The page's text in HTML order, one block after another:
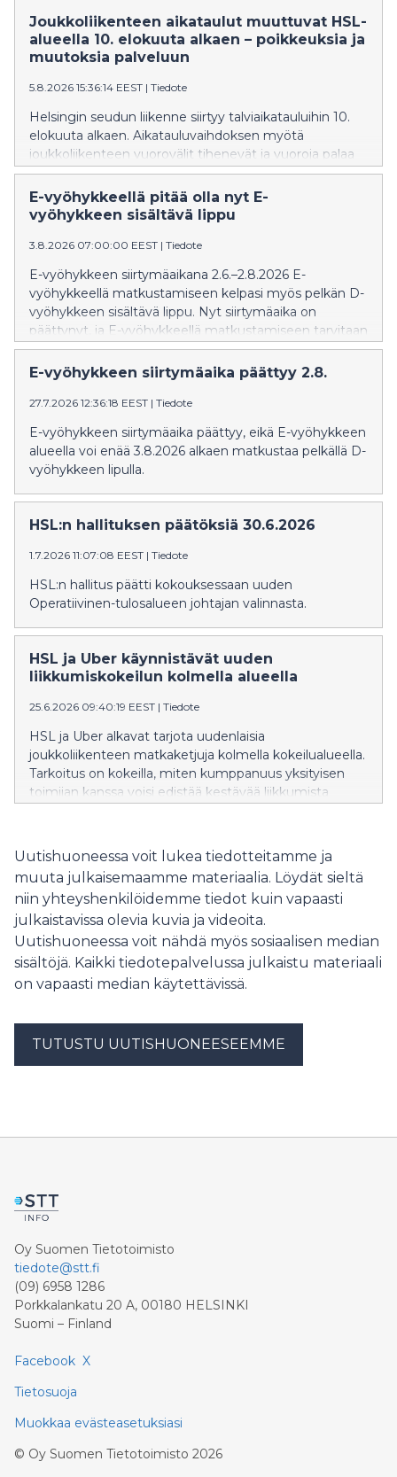
Joukkoliikenteen aikataulut muuttuvat HSL-
alueella 10. elokuuta alkaen – poikkeuksia ja
muutoksia palveluun
5.8.2026 15:36:14 EEST | Tiedote
Helsingin seudun liikenne siirtyy talviaikatauluihin 10.
elokuuta alkaen. Aikatauluvaihdoksen myötä
joukkoliikenteen vuorovälit tihenevät ja vuoroja palaa
kesätauolta. Syksyn aikana on muutoksia juna-, ratikka-
ja bussiliikenteessä.
E-vyöhykkeellä pitää olla nyt E-
vyöhykkeen sisältävä lippu
3.8.2026 07:00:00 EEST | Tiedote
E-vyöhykkeen siirtymäaikana 2.6.–2.8.2026 E-
vyöhykkeellä matkustamiseen kelpasi myös pelkän D-
vyöhykkeen sisältävä lippu. Nyt siirtymäaika on
päättynyt, ja E-vyöhykkeellä matkustamiseen tarvitaan
E-vyöhykkeen sisältävä lippu.
E-vyöhykkeen siirtymäaika päättyy 2.8.
27.7.2026 12:36:18 EEST | Tiedote
E-vyöhykkeen siirtymäaika päättyy, eikä E-vyöhykkeen
alueella voi enää 3.8.2026 alkaen matkustaa pelkällä D-
vyöhykkeen lipulla.
HSL:n hallituksen päätöksiä 30.6.2026
1.7.2026 11:07:08 EEST | Tiedote
HSL:n hallitus päätti kokouksessaan uuden
Operatiivinen-tulosalueen johtajan valinnasta.
HSL ja Uber käynnistävät uuden
liikkumiskokeilun kolmella alueella
25.6.2026 09:40:19 EEST | Tiedote
HSL ja Uber alkavat tarjota uudenlaisia
joukkoliikenteen matkaketjuja kolmella kokeilualueella.
Tarkoitus on kokeilla, miten kumppanuus yksityisen
toimijan kanssa voisi edistää kestävää liikkumista
Uutishuoneessa voit lukea tiedotteitamme ja
muuta julkaisemaamme materiaalia. Löydät sieltä
niin yhteyshenkilöidemme tiedot kuin vapaasti
julkaistavissa olevia kuvia ja videoita.
Uutishuoneessa voit nähdä myös sosiaalisen median
sisältöjä. Kaikki tiedotepalvelussa julkaistu materiaali
on vapaasti median käytettävissä.
TUTUSTU UUTISHUONEESEEMME
Oy Suomen Tietotoimisto
tiedote@stt.fi
(09) 6958 1286
Porkkalankatu 20 A, 00180 HELSINKI
Suomi – Finland
Facebook X
Tietosuoja
Muokkaa evästeasetuksiasi
© Oy Suomen Tietotoimisto 2026